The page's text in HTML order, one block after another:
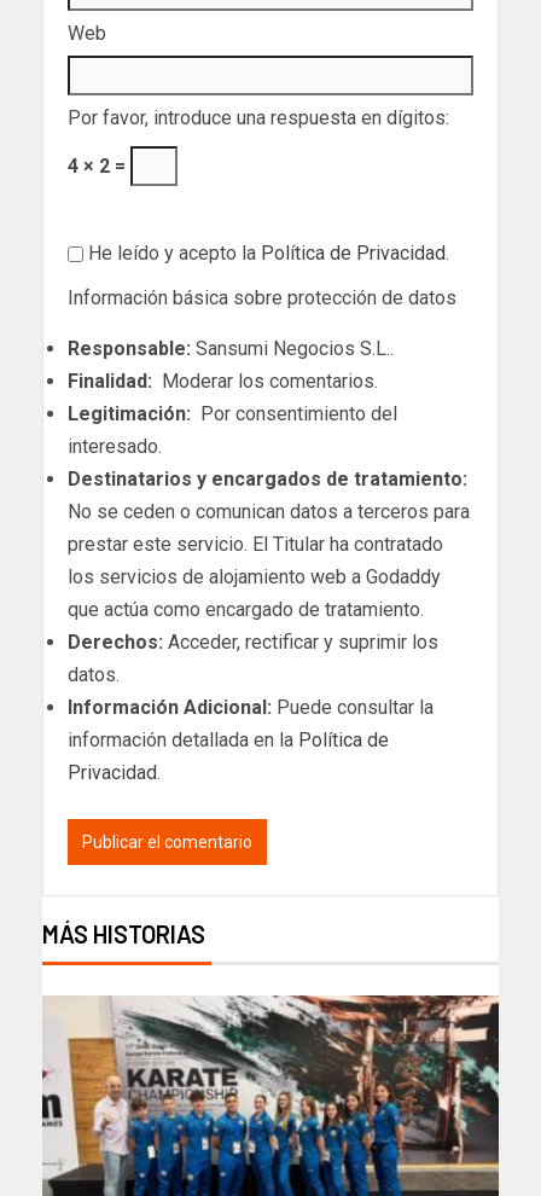
Web
Por favor, introduce una respuesta en dígitos:
4 × 2 =
He leído y acepto la Política de Privacidad.
Información básica sobre protección de datos
Responsable: Sansumi Negocios S.L..
Finalidad: Moderar los comentarios.
Legitimación: Por consentimiento del
interesado.
Destinatarios y encargados de tratamiento:
No se ceden o comunican datos a terceros para
prestar este servicio. El Titular ha contratado
los servicios de alojamiento web a Godaddy
que actúa como encargado de tratamiento.
Derechos: Acceder, rectificar y suprimir los
datos.
Información Adicional: Puede consultar la
información detallada en la Política de
Privacidad.
MÁS HISTORIAS